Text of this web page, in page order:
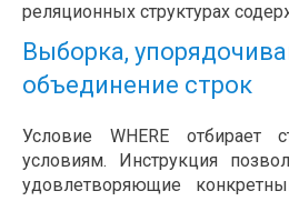
реляционных структурах
Выборка,
объединение строк
Условие WHERE отбирает
условиям. Инструкция
удовлетворяющие